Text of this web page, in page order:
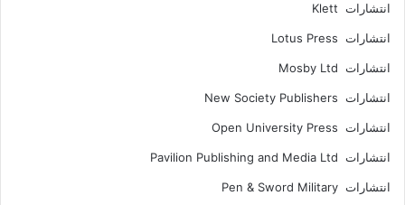
انتشارات Klett
انتشارات Lotus Press
انتشارات Mosby Ltd
انتشارات New Society Publishers
انتشارات Open University Press
انتشارات Pavilion Publishing and Media Ltd
انتشارات Pen & Sword Military